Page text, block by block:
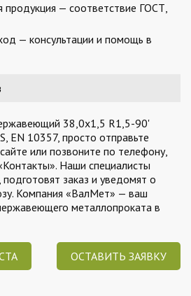
продукция — соответствие ГОСТ,
— консультации и помощь в
38,0х1,5 R1,5-90'
EN 10357, просто отправьте
или позвоните по телефону,
Наши специалисты
заказ и уведомят о
Компания «ВалМет» — ваш
металлопроката в
ОСТАВИТЬ ЗАЯВКУ